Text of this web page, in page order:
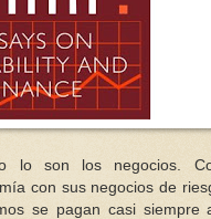
lo son los negocios.
con sus negocios de
se pagan casi